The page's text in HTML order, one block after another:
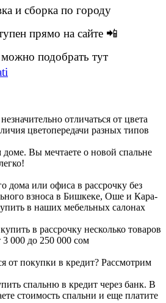
и сборка по городу
прямо на сайте 📲
подобрать тут
отличаться от цвета
цветопередачи разных типов
Вы мечтаете о новой спальне
дома или офиса в рассрочку без
взноса в Бишкеке, Оше и Кара-
в наших мебельных салонах
в рассрочку несколько товаров
000 до 250 000 сом
от покупки в кредит? Рассмотрим
спальню в кредит через банк. В
стоимость спальни и еще платите